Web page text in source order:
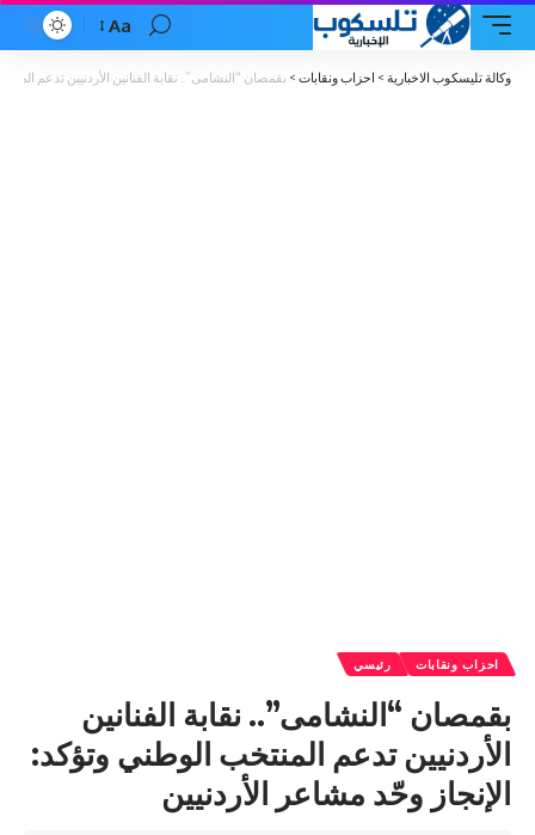
Font
Resizer
Aa
وكالة تليسكوب الاخبارية > احزاب ونقابات > بقمصان “النشامى”.. نقابة الفنانين الأردنيين تدعم
احزاب ونقابات رئيسي
بقمصان “النشامى”.. نقابة الفنانين
الأردنيين تدعم المنتخب الوطني وتؤكد:
الإنجاز وحّد مشاعر الأردنيين